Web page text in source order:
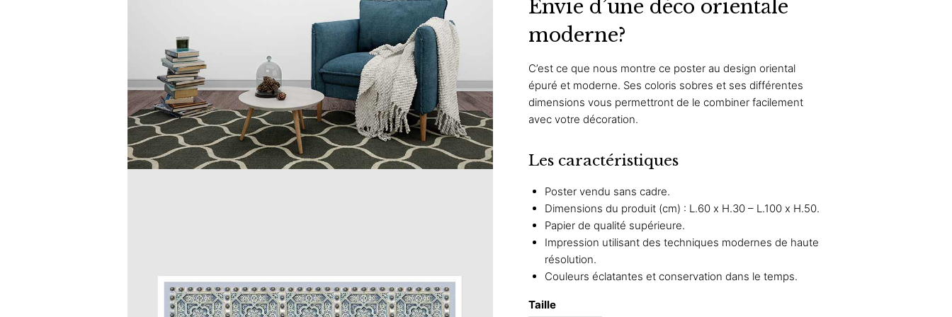
24,90 €
prix :
31,92 €
Envie d’une déco orientale
moderne?
C’est ce que nous montre ce poster au design oriental
épuré et moderne. Ses coloris sobres et ses différentes
dimensions vous permettront de le combiner facilement
avec votre décoration.
Les caractéristiques
Poster vendu sans cadre.
Dimensions du produit (cm) : L.60 x H.30 – L.100 x H.50.
Papier de qualité supérieure.
Impression utilisant des techniques modernes de haute
résolution.
Couleurs éclatantes et conservation dans le temps.
Taille